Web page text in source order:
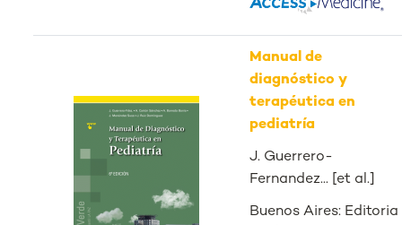
Manual de
diagnóstico y
terapéutica en
pediatría
J. Guerrero-
Fernandez... [et al.]
Buenos Aires: Editoria